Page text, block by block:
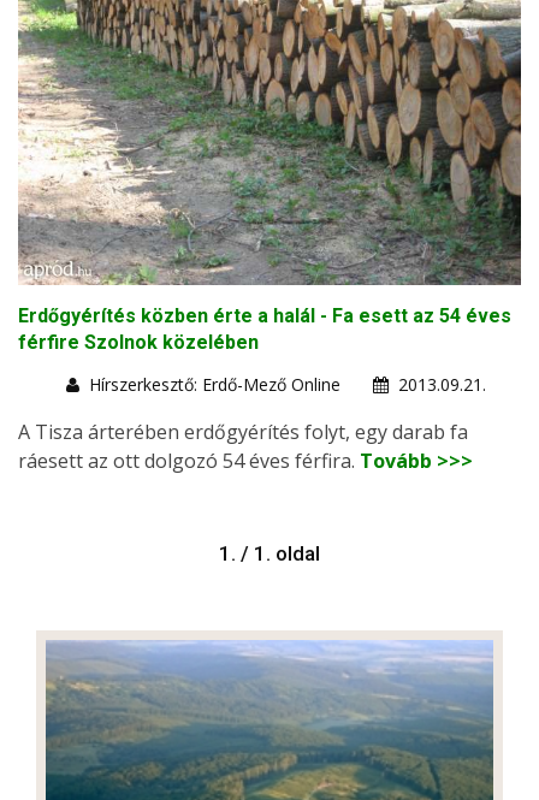
Erdőgyérítés közben érte a halál - Fa esett az 54 éves
férfire Szolnok közelében
Hírszerkesztő: Erdő-Mező Online
2013.09.21.
A Tisza árterében erdőgyérítés folyt, egy darab fa
ráesett az ott dolgozó 54 éves férfira. Tovább >>>
1. / 1. oldal